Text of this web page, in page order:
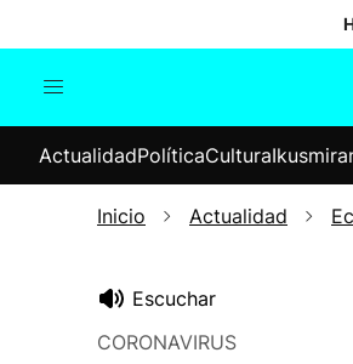
Internacional
Elecciones
ActualidadPolíticaCultura
Inicio Actualidad
Escuchar
CORONAVIRUS